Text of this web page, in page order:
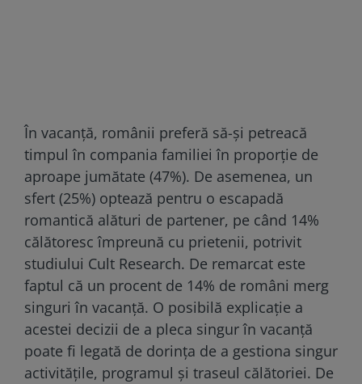
În vacanță, românii preferă să-și petreacă
timpul în compania familiei în proporție de
aproape jumătate (47%). De asemenea, un
sfert (25%) optează pentru o escapadă
romantică alături de partener, pe când 14%
călătoresc împreună cu prietenii, potrivit
studiului Cult Research. De remarcat este
faptul că un procent de 14% de români merg
singuri în vacanță. O posibilă explicație a
acestei decizii de a pleca singur în vacanță
poate fi legată de dorința de a gestiona singur
activitățile, programul și traseul călătoriei. De